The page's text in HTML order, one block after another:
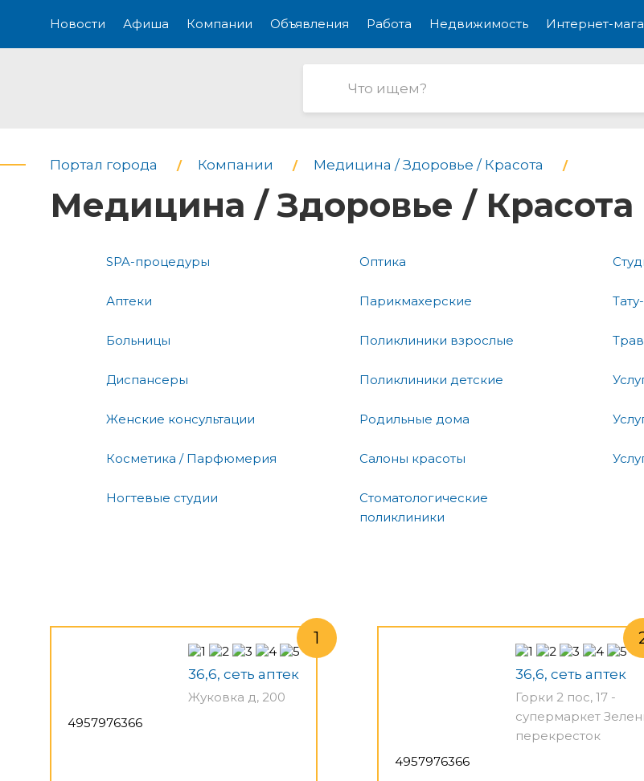
Новости Афиша Компании Объявления Работа Недвижимость Интернет-
Портал города Компании Медицина / Здоровье / Красота
Медицина / Здоровье / Красота
SPA-процедуры
Аптеки
Больницы
Диспансеры
Женские консультации
Косметика / Парфюмерия
Ногтевые студии
Оптика
Парикмахерские
Поликлиники взрослые
Поликлиники детские
Родильные дома
Салоны красоты
Стоматологические
поликлиники
36,6, сеть аптек
Жуковка д, 200
4957976366
36,6, сеть аптек
Горки 2 пос, 17 -
супермаркет
перекресток
4957976366